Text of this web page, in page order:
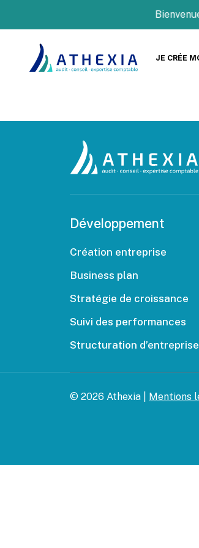
JE CRÉE
Développement
Création entreprise
Business plan
Stratégie de croissance
Suivi des performances
Structuration d’entreprise
© 2026 Athexia | Mentions